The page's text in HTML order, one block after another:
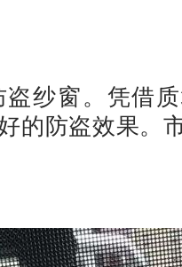
纱窗。凭借质
的防盗效果。